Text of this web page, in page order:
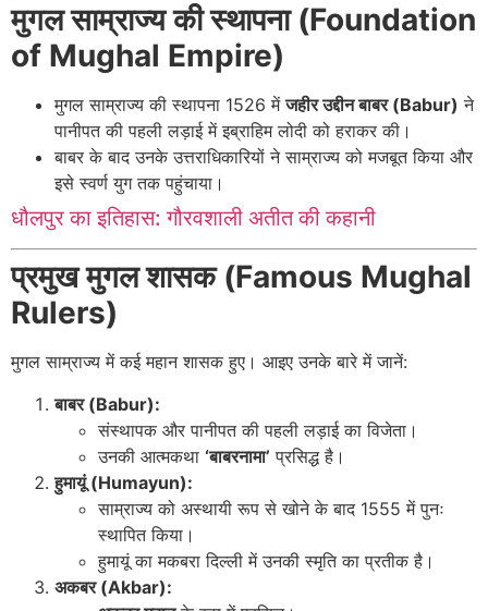
मुगल साम्राज्य की स्थापना (Foundation
of Mughal Empire)
मुगल साम्राज्य की स्थापना 1526 मेंजहीर उद्दीन बाबर (Babur) ने
पानीपत की पहली लड़ाई में इब्राहिम लोदी को हराकर की।
बाबर के बाद उनके उत्तराधिकारियों ने साम्राज्य को मजबूत किया और
इसे स्वर्ण युग तक पहुंचाया।
धौलपुर का इतिहास: गौरवशाली अतीत की कहानी
प्रमुख मुगल शासक (Famous Mughal
Rulers)
मुगल साम्राज्य में कई महान शासक हुए। आइए उनके बारे में जानें:
बाबर (Babur):
संस्थापक और पानीपत की पहली लड़ाई का विजेता।
उनकी आत्मकथा ‘बाबरनामा’ प्रसिद्ध है।
हुमायूं (Humayun):
साम्राज्य को अस्थायी रूप से खोने के बाद 1555 में पुनः
स्थापित किया।
हुमायूं का मकबरा दिल्ली में उनकी स्मृति का प्रतीक है।
अकबर (Akbar):